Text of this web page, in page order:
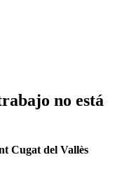
no está
Cugat del Vallès